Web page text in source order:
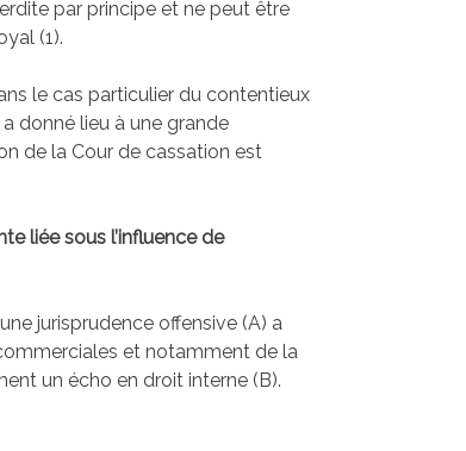
par principe et ne peut être
(1).
le cas particulier du contentieux
donné lieu à une grande
de la Cour de cassation est
liée sous l’influence de
jurisprudence offensive (A) a
et notamment de la
un écho en droit interne (B).